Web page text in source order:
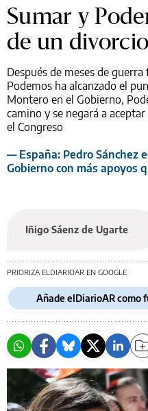
Sumar y
de un
Después de meses de
Podemos ha alcanzado el
Montero en el Gobierno,
camino y se negará a
el Congreso
— España: Pedro Sánchez
Gobierno con más apoyos
Iñigo Sáenz de Ugarte
PRIORIZA ELDIARIOAR EN GOOGLE
Añade elDiarioAR como